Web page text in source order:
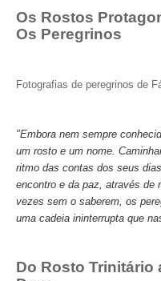
Os Rostos
Os Peregrinos
Fotografias de peregrinos de
"Embora nem sempre
um rosto e um nome.
ritmo das contas dos seus
encontro e da paz, através de
vezes sem o saberem, os
uma cadeia ininterrupta que
Do Rosto Trinitário